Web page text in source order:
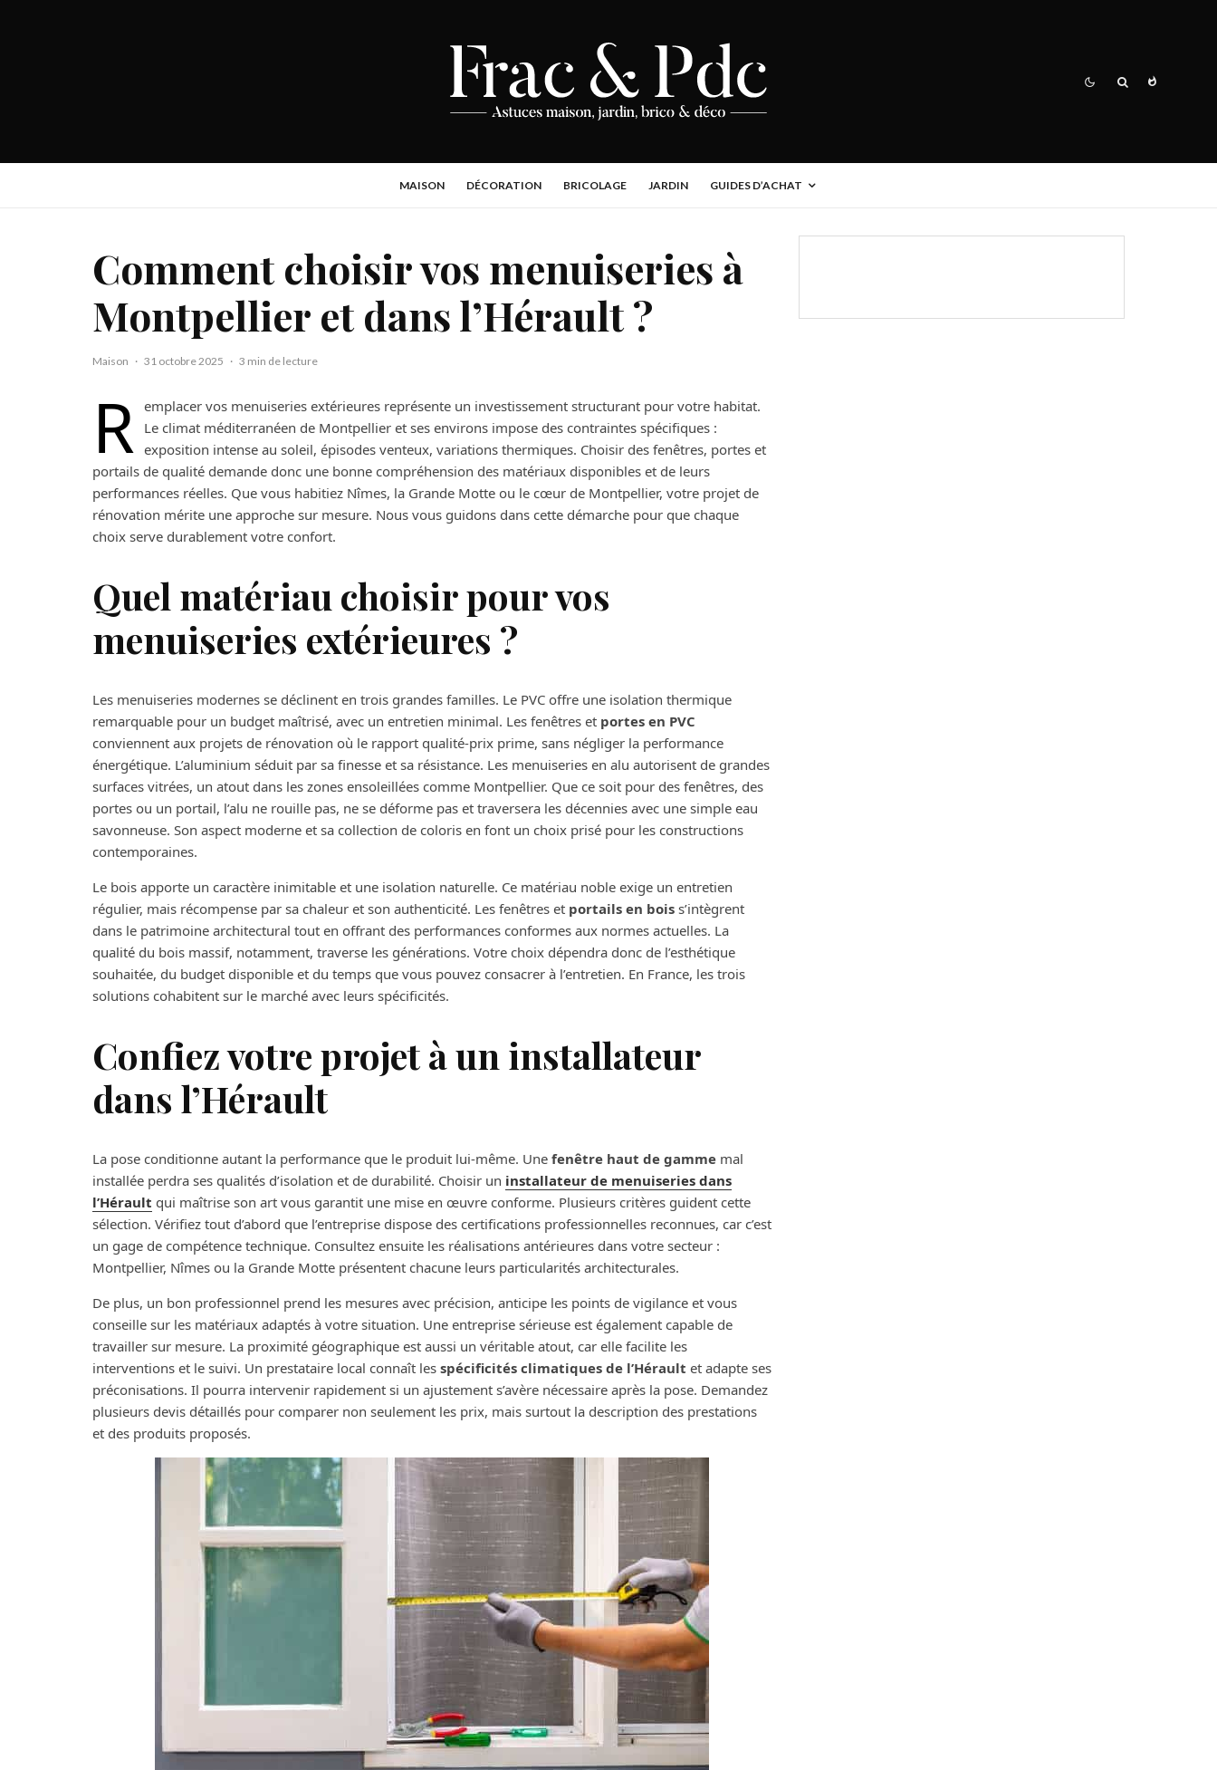
MAISON DÉCORATION BRICOLAGE JARDIN GUIDES D’ACHAT
Comment choisir vos menuiseries à
Montpellier et dans l’Hérault ?
Maison · 31 octobre 2025 · 3 min de lecture
R emplacer vos menuiseries extérieures représente un investissement structurant pour votre habitat.
Le climat méditerranéen de Montpellier et ses environs impose des contraintes spécifiques :
exposition intense au soleil, épisodes venteux, variations thermiques. Choisir des fenêtres, portes et
portails de qualité demande donc une bonne compréhension des matériaux disponibles et de leurs
performances réelles. Que vous habitiez Nîmes, la Grande Motte ou le cœur de Montpellier, votre projet de
rénovation mérite une approche sur mesure. Nous vous guidons dans cette démarche pour que chaque
choix serve durablement votre confort.
Quel matériau choisir pour vos
menuiseries extérieures ?
Les menuiseries modernes se déclinent en trois grandes familles. Le PVC offre une isolation thermique
remarquable pour un budget maîtrisé, avec un entretien minimal. Les fenêtres et portes en PVC
conviennent aux projets de rénovation où le rapport qualité-prix prime, sans négliger la performance
énergétique. L’aluminium séduit par sa finesse et sa résistance. Les menuiseries en alu autorisent de grandes
surfaces vitrées, un atout dans les zones ensoleillées comme Montpellier. Que ce soit pour des fenêtres, des
portes ou un portail, l’alu ne rouille pas, ne se déforme pas et traversera les décennies avec une simple eau
savonneuse. Son aspect moderne et sa collection de coloris en font un choix prisé pour les constructions
contemporaines.
Le bois apporte un caractère inimitable et une isolation naturelle. Ce matériau noble exige un entretien
régulier, mais récompense par sa chaleur et son authenticité. Les fenêtres et portails en bois s’intègrent
dans le patrimoine architectural tout en offrant des performances conformes aux normes actuelles. La
qualité du bois massif, notamment, traverse les générations. Votre choix dépendra donc de l’esthétique
souhaitée, du budget disponible et du temps que vous pouvez consacrer à l’entretien. En France, les trois
solutions cohabitent sur le marché avec leurs spécificités.
Confiez votre projet à un installateur
dans l’Hérault
La pose conditionne autant la performance que le produit lui-même. Une fenêtre haut de gamme mal
installée perdra ses qualités d’isolation et de durabilité. Choisir un installateur de menuiseries dans
l’Hérault qui maîtrise son art vous garantit une mise en œuvre conforme. Plusieurs critères guident cette
sélection. Vérifiez tout d’abord que l’entreprise dispose des certifications professionnelles reconnues, car c’est
un gage de compétence technique. Consultez ensuite les réalisations antérieures dans votre secteur :
Montpellier, Nîmes ou la Grande Motte présentent chacune leurs particularités architecturales.
De plus, un bon professionnel prend les mesures avec précision, anticipe les points de vigilance et vous
conseille sur les matériaux adaptés à votre situation. Une entreprise sérieuse est également capable de
travailler sur mesure. La proximité géographique est aussi un véritable atout, car elle facilite les
interventions et le suivi. Un prestataire local connaît les spécificités climatiques de l’Hérault et adapte ses
préconisations. Il pourra intervenir rapidement si un ajustement s’avère nécessaire après la pose. Demandez
plusieurs devis détaillés pour comparer non seulement les prix, mais surtout la description des prestations
et des produits proposés.